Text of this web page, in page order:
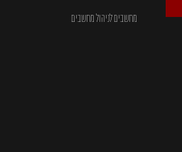
מחשבים לניהול מחשבים